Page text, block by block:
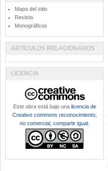
Mapa del sitio
Revista
Monográficos
ARTÍCULOS RELACIONADOS
LICENCIA
Este obra está bajo una licencia de
Creative commons reconocimiento,
no comercial, compartir igual